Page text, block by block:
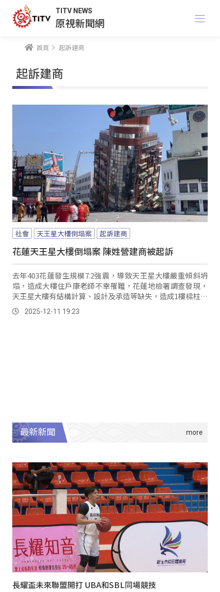
TITV NEWS
原視新聞網
首頁 起訴建商
起訴建商
社會 天王星大樓倒塌案 起訴建商
花蓮天王星大樓倒塌案 陳姓營建商被起訴
去年403花蓮發生規模7.2強震，導致天王星大樓嚴重傾斜坍
塌，造成大樓住戶康老師不幸罹難，花蓮地檢署調查發現，
天王星大樓有結構計算、設計及承造等缺失，造成1樓樑柱先
破壞，再加上抗震能力不足向南傾斜倒塌，有設計不良、偷
工減料之嫌，依過失致死罪嫌起訴陳姓營建商。
2025-12-11 19:23
最新新聞
長耀盃未來聯盟開打 UBA和SBL同場競技